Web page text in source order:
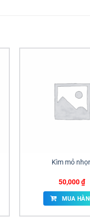
Kìm mỏ
50,000₫
MUA